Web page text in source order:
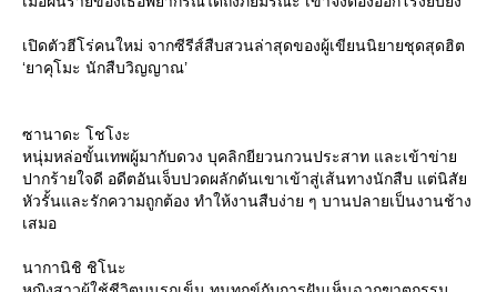
เปิดตัวฮีโร่คนใหม่ จากซีรีส์สืบสวนล่าสุดของผู้เขียนนิยายชุดสุดฮิต
‘ยาคุโมะ นักสืบวิญญาณ’
ซานาดะ โชโงะ
หนุ่มหล่อขั้นเทพผู้มากับดวง บุคลิกยียวนกวนประสาท และเข้าข่า
ปากร้ายใจดี อดีตอันเจ็บปวดผลักดันเขาเข้าสู่เส้นทางนักสืบ แต่นิสั
หัวรั้นและรักความถูกต้อง ทำให้งานสืบง่าย ๆ บานปลายเป็นงานช้าง
เสมอ
นากานิชิ ชิโนะ